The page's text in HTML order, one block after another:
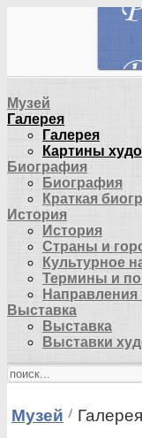
Музей
Галерея
Галерея
Картины
Биография
Биография
Краткая
История
История
Страны и
Культурное
Термины и
Направления
Выставка
Выставка
Выставки
Музей Галерея